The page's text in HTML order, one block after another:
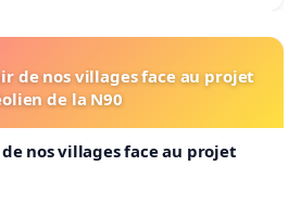
de nos villages face au projet
de la N90
nos villages face au projet